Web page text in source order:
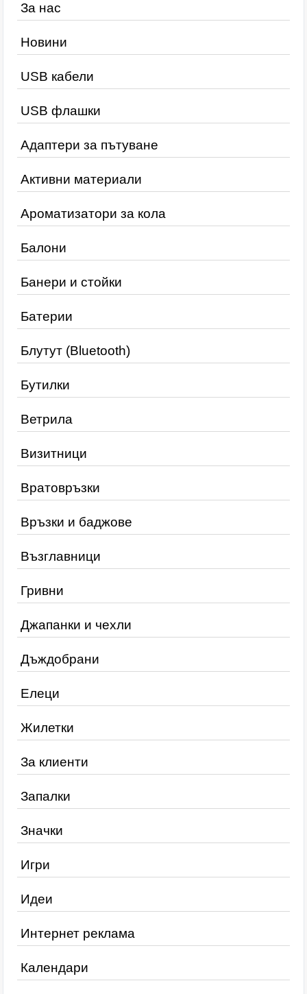
За нас
Новини
USB кабели
USB флашки
Адаптери за пътуване
Активни материали
Ароматизатори за кола
Балони
Банери и стойки
Батерии
Блутут (Bluetooth)
Бутилки
Ветрила
Визитници
Вратовръзки
Връзки и баджове
Възглавници
Гривни
Джапанки и чехли
Дъждобрани
Елеци
Жилетки
За клиенти
Запалки
Значки
Игри
Идеи
Интернет реклама
Календари